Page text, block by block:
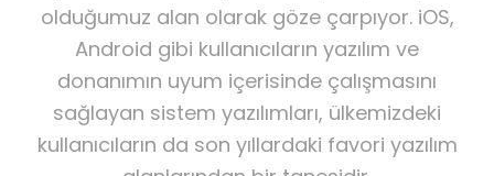
olduğumuz alan olarak göze çarpıyor. iOS,
Android gibi kullanıcıların yazılım ve
donanımın uyum içerisinde çalışmasını
sağlayan sistem yazılımları, ülkemizdeki
kullanıcıların da son yıllardaki favori yazılım